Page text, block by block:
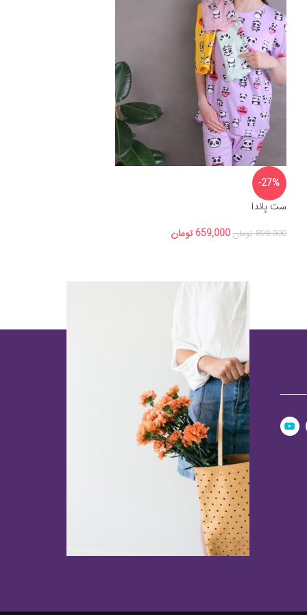
-27%
ست پاندا
898,000 تومان 659,000 تومان